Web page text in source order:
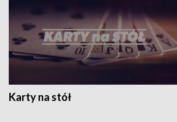
Karty na stół